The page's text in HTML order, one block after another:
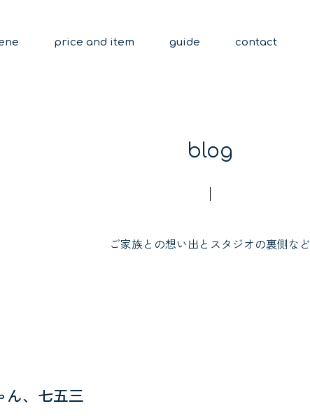
price and item guide contact
blog
ご家族との想い出とスタジオの裏側など
ん、七五三